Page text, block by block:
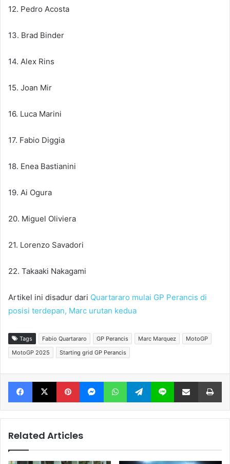
​​​​​​​12. Pedro Acosta
​​​​​​​13. Brad Binder
14. Alex Rins
​​​​​​​15. Joan Mir
​​​​​​​16. Luca Marini
17. Fabio Diggia
​​​​​​​18. Enea Bastianini
​​​​​​​19. Ai Ogura
​​​​​​​20. Miguel Oliviera
​​​​​​​21. Lorenzo Savadori
​​​​​​​22. Takaaki Nakagami
Artikel ini disadur dari Quartararo mulai GP Perancis di
posisi terdepan, Marc urutan kedua
Tags Fabio Quartararo GP Perancis Marc Marquez
MotoGP
MotoGP 2025
Starting grid GP Perancis
Facebook X Pinterest Messenger WhatsApp Telegram Line Share via Email
Related Articles